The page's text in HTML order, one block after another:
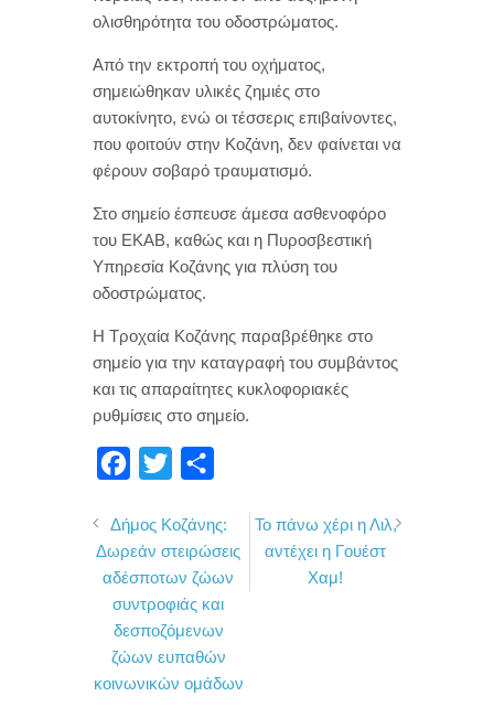
ολισθηρότητα του οδοστρώματος.
Από την εκτροπή του οχήματος,
σημειώθηκαν υλικές ζημιές στο
αυτοκίνητο, ενώ οι τέσσερις επιβαίνοντες,
που φοιτούν στην Κοζάνη, δεν φαίνεται να
φέρουν σοβαρό τραυματισμό.
Στο σημείο έσπευσε άμεσα ασθενοφόρο
του ΕΚΑΒ, καθώς και η Πυροσβεστική
Υπηρεσία Κοζάνης για πλύση του
οδοστρώματος.
Η Τροχαία Κοζάνης παραβρέθηκε στο
σημείο για την καταγραφή του συμβάντος
και τις απαραίτητες κυκλοφοριακές
ρυθμίσεις στο σημείο.
c
e
b
o
o
k
i
t
t
e
r
ι
ρ
α
σ
τ
ε
Δήμος Κοζάνης:
Δωρεάν στειρώσεις
αδέσποτων ζώων
συντροφιάς και
δεσποζόμενων
ζώων ευπαθών
κοινωνικών ομάδων
Το πάνω χέρι η Λιλ,
αντέχει η Γουέστ
Χαμ!